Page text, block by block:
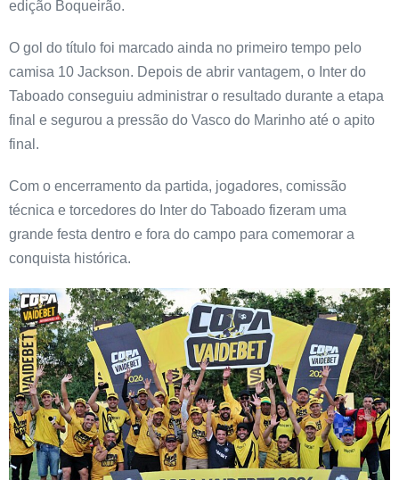
edição Boqueirão.
O gol do título foi marcado ainda no primeiro tempo pelo
camisa 10 Jackson. Depois de abrir vantagem, o Inter do
Taboado conseguiu administrar o resultado durante a etapa
final e segurou a pressão do Vasco do Marinho até o apito
final.
Com o encerramento da partida, jogadores, comissão
técnica e torcedores do Inter do Taboado fizeram uma
grande festa dentro e fora do campo para comemorar a
conquista histórica.